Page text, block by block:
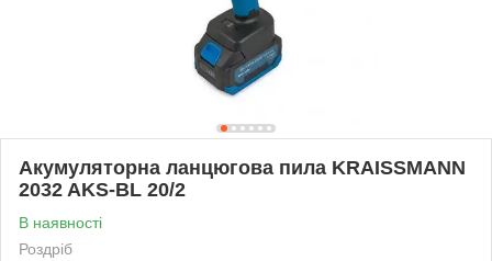
Акумуляторна ланцюгова пила KRAISSMANN
2032 AKS-BL 20/2
В наявності
Роздріб